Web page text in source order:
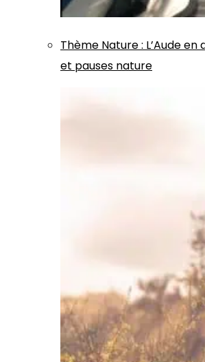
Thème Nature: L’Aude
et pauses nature